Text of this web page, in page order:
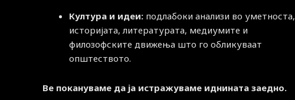
Култура и идеи: подлабоки анализи во уметноста,
историјата, литературата, медиумите и
филозофските движења што го обликуваат
општеството.
Ве покануваме да ја истражуваме иднината заедно.